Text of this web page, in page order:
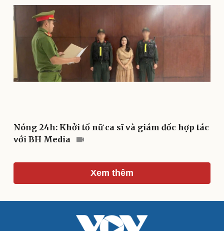
Du lịch
Tư vấn
Săn Tour
check-in
Câu chuyện thời sự
Đọc truyện đêm khuya
Cửa sổ tình yêu
Kể chuyện cho bé
Hạt giống tâm hồn
Nóng 24h: Khởi tố nữ ca sĩ và giám đốc hợp tác
với BH Media
Xem thêm